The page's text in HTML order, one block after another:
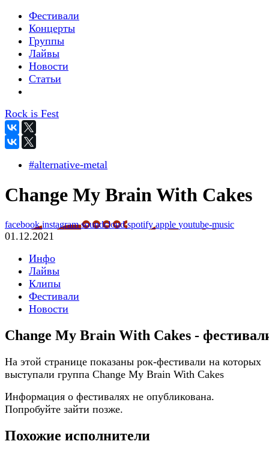
Фестивали
Концерты
Группы
Лайвы
Новости
Статьи
Rock is Fest
#alternative-metal
Change My Brain With Cakes
facebookinstagramsoundcloudspotifyapple youtube-music
01.12.2021
Инфо
Лайвы
Клипы
Фестивали
Новости
Change My Brain With Cakes -
На этой странице показаны рок-фестивали на которых
выступали группа Change My Brain With Cakes
Информация о фестивалях не опубликована.
Попробуйте зайти позже.
Похожие исполнители